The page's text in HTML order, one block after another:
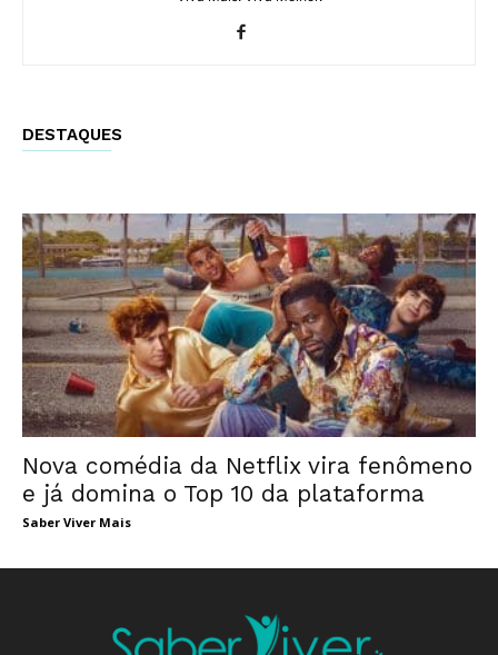
DESTAQUES
Nova comédia da Netflix vira fenômeno
e já domina o Top 10 da plataforma
Saber Viver Mais